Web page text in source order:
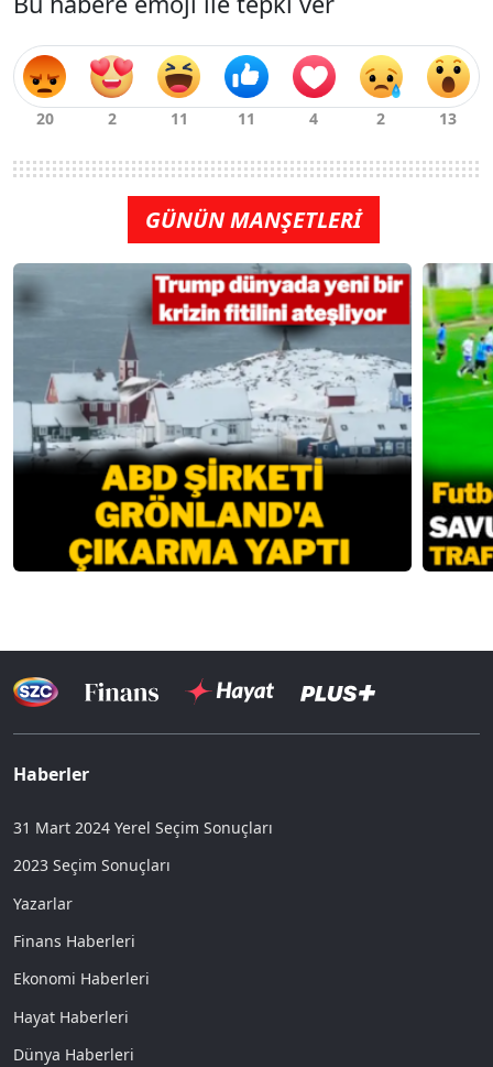
GÜNÜN MANŞETLERİ
Haberler
31 Mart 2024 Yerel Seçim Sonuçları
2023 Seçim Sonuçları
Yazarlar
Finans Haberleri
Ekonomi Haberleri
Hayat Haberleri
Dünya Haberleri